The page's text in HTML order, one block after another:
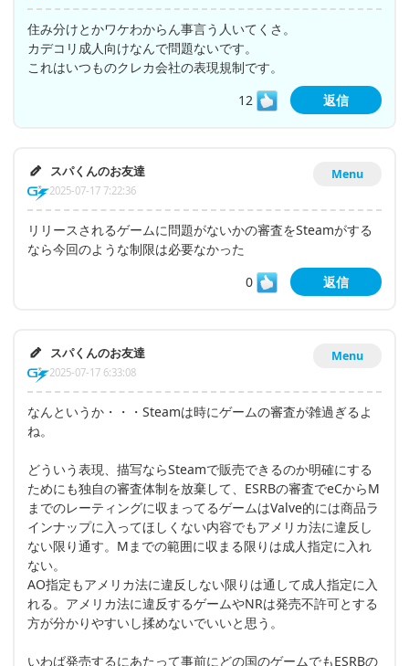
住み分けとかワケわからん事言う人いてくさ。
カデコリ成人向けなんで問題ないです。
これはいつものクレカ会社の表現規制です。
12
返信
Menu
スパくんのお友達
2025-07-17 7:22:36
リリースされるゲームに問題がないかの審査をSteamがする
なら今回のような制限は必要なかった
0
返信
Menu
スパくんのお友達
2025-07-17 6:33:08
なんというか・・・Steamは時にゲームの審査が雑過ぎるよ
ね。
どういう表現、描写ならSteamで販売できるのか明確にする
ためにも独自の審査体制を放棄して、ESRBの審査でeCからM
までのレーティングに収まってるゲームはValve的には商品ラ
インナップに入ってほしくない内容でもアメリカ法に違反し
ない限り通す。Mまでの範囲に収まる限りは成人指定に入れ
ない。
AO指定もアメリカ法に違反しない限りは通して成人指定に入
れる。アメリカ法に違反するゲームやNRは発売不許可とする
方が分かりやすいし揉めないでいいと思う。
いわば発売するにあたって事前にどの国のゲームでもESRBの